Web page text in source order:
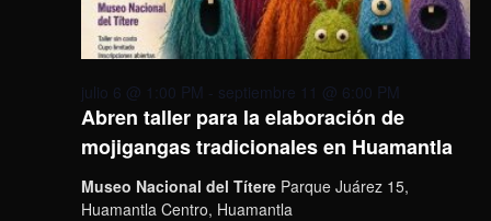
Abren taller para la elaboración de
mojigangas tradicionales en Huamantla
julio 6 @ 1:00 PM - septiembre 11 @ 6:00 PM
Museo Nacional del Títere Parque Juárez 15,
Huamantla Centro, Huamantla